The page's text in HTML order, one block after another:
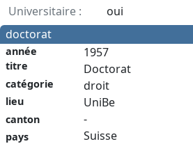
Universitaire :
oui
doctorat
année
titre
catégorie
lieu
canton
pays
1957
Doctorat
droit
UniBe
-
Suisse